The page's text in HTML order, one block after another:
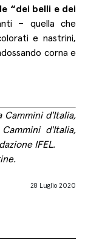
“dei belli e dei
– quella che
e nastrini,
corna e
Cammini d'Italia,
d'Italia,
IFEL.
.
28 Luglio 2020